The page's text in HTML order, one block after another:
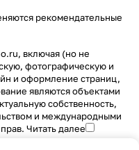
рекомендательные
включая (но не
фотографическую и
и оформление страниц,
являются объектами
собственность,
и международными
Читать далее